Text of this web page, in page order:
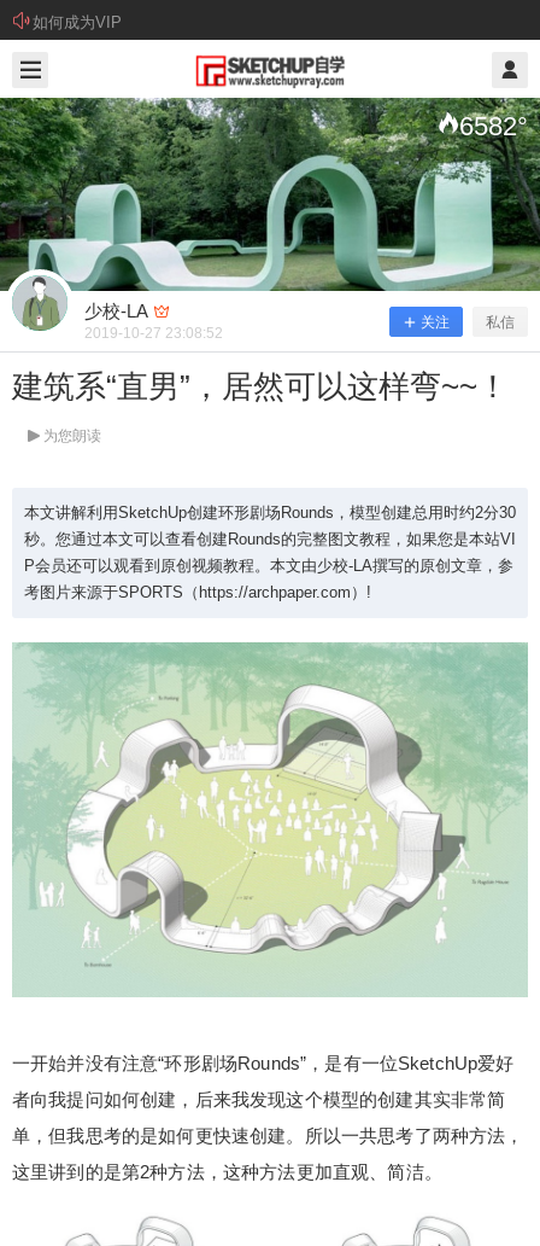
如何成为VIP
6582°
少校-LA
2019-10-27 23:08:52
关注 私信
建筑系“直男”，居然可以这样弯~~！
为您朗读
本文讲解利用SketchUp创建环形剧场Rounds，模型创建总用时约2分30
秒。您通过本文可以查看创建Rounds的完整图文教程，如果您是本站VI
P会员还可以观看到原创视频教程。本文由少校-LA撰写的原创文章，参
考图片来源于SPORTS（https://archpaper.com）!
一开始并没有注意“环形剧场Rounds”，是有一位SketchUp爱好
者向我提问如何创建，后来我发现这个模型的创建其实非常简
单，但我思考的是如何更快速创建。所以一共思考了两种方法，
这里讲到的是第2种方法，这种方法更加直观、简洁。
少校-LA @ SketchUp自学
本文讲解利用SketchUp创建环形剧场Rounds，模
型创建总用时约2分30秒。您通过本文可以查看创建
Rounds的完整图文教程，如果您是本站VIP会员还
创文章，参考图片来源于SPORTS（https://archpa
per.com）!
扫描二维码继续阅读